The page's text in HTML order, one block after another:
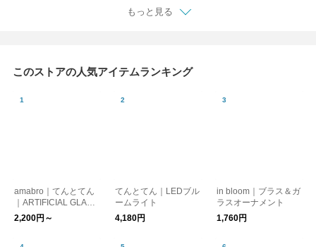
もっと見る
このストアの人気アイテムランキング
amabro｜てんとてん
｜ARTIFICIAL GLASS
FLOWER 母の日
ホワイトデー
2,200円～
てんとてん｜LEDブル
ームライト
4,180円
in bloom｜ブラス＆ガ
ラスオーナメント
1,760円